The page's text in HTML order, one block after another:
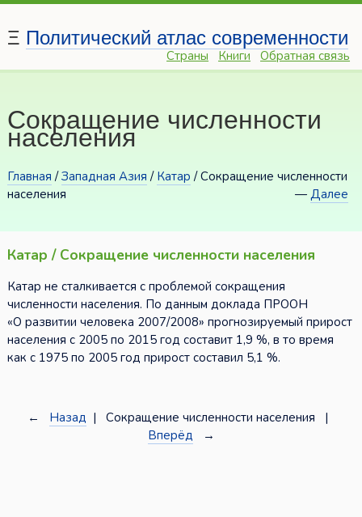
Ξ Политический атлас современности
Страны Книги Обратная связь
Сокращение численности
населения
Главная /Западная Азия / Катар / Сокращение численности
населения
—Далее
Катар / Сокращение численности населения
Катар не сталкивается с проблемой сокращения
численности населения. По данным доклада ПРООН
«О развитии человека 2007/2008» прогнозируемый прирост
населения с 2005 по 2015 год составит 1,9 %, в то время
как с 1975 по 2005 год прирост составил 5,1 %.
← Назад | Сокращение численности населения |
Вперёд →